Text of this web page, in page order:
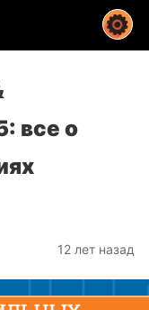
все о
12 лет назад